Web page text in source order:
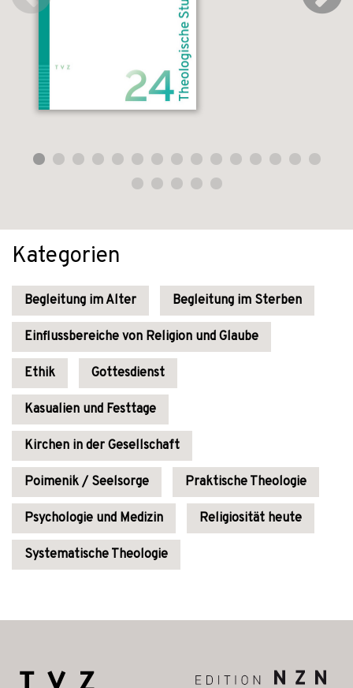
Kategorien
Begleitung im Alter Begleitung im Sterben
Einflussbereiche von Religion und Glaube
Ethik Gottesdienst
Kasualien und Festtage
Kirchen in der Gesellschaft
Poimenik / Seelsorge Praktische Theologie
Psychologie und Medizin Religiosität heute
Systematische Theologie